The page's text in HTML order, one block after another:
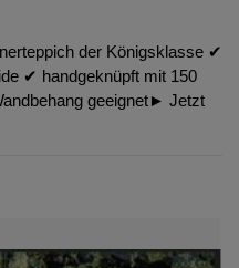
der Königsklasse ✔︎
✔︎ handgeknüpft mit 150
geeignet► Jetzt